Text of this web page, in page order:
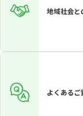
地域社会と
よくあるご